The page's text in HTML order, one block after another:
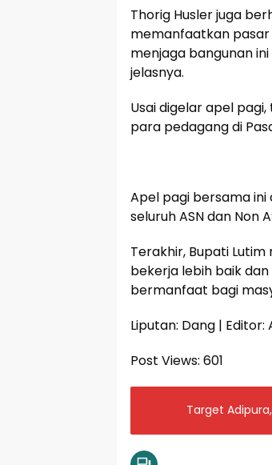
Thorig Husler juga
memanfaatkan
menjaga bangunan
jelasnya.
Usai digelar apel
para pedagang di
Apel pagi bersama ini
seluruh ASN dan Non
Terakhir, Bupati
bekerja lebih baik
bermanfaat bagi
Liputan: Dang | Editor:
Post Views: 601
Target